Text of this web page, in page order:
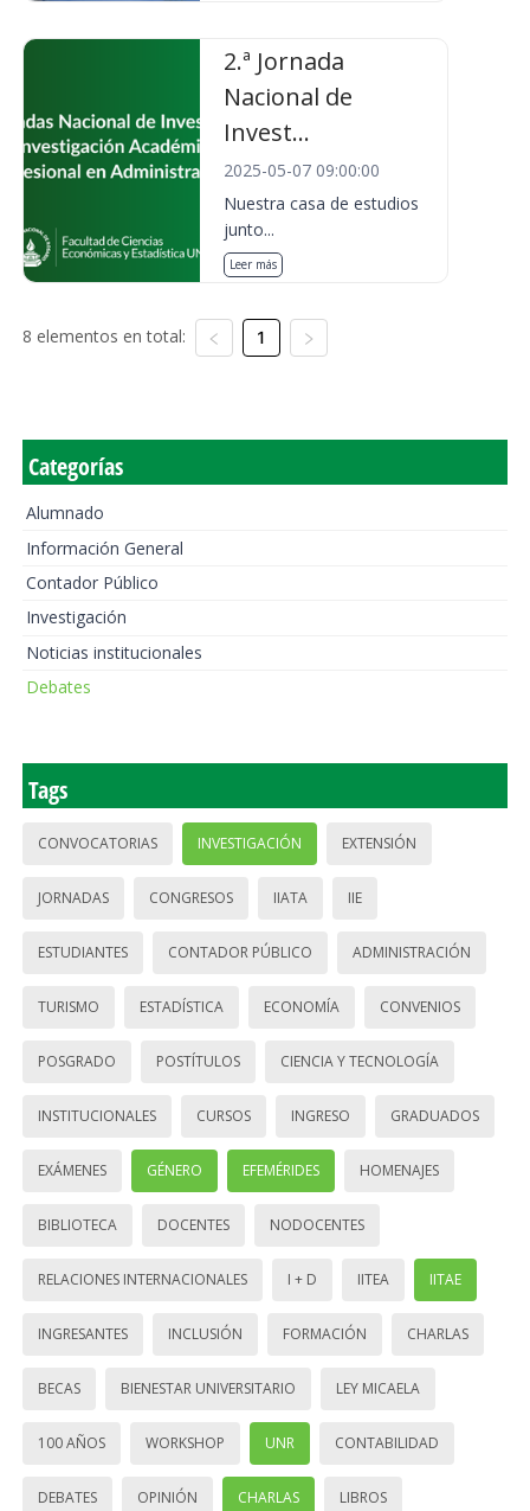
2.ª Jornada
Nacional de
Invest...
2025-05-07 09:00:00
Nuestra casa de estudios
junto...
Leer más
8 elementos en total: 1
Categorías
Alumnado
Información General
Contador Público
Investigación
Noticias institucionales
Debates
Tags
CONVOCATORIAS INVESTIGACIÓN EXTENSIÓN
JORNADAS CONGRESOS IIATA IIE
ESTUDIANTES CONTADOR PÚBLICO ADMINISTRACIÓN
TURISMO ESTADÍSTICA ECONOMÍA CONVENIOS
POSGRADO POSTÍTULOS CIENCIA Y TECNOLOGÍA
INSTITUCIONALES CURSOS INGRESO GRADUADOS
EXÁMENES GÉNERO EFEMÉRIDES HOMENAJES
BIBLIOTECA DOCENTES NODOCENTES
RELACIONES INTERNACIONALES I + D IITEA IITAE
INGRESANTES INCLUSIÓN FORMACIÓN CHARLAS
BECAS BIENESTAR UNIVERSITARIO LEY MICAELA
100 AÑOS WORKSHOP UNR CONTABILIDAD
DEBATES OPINIÓN CHARLAS LIBROS